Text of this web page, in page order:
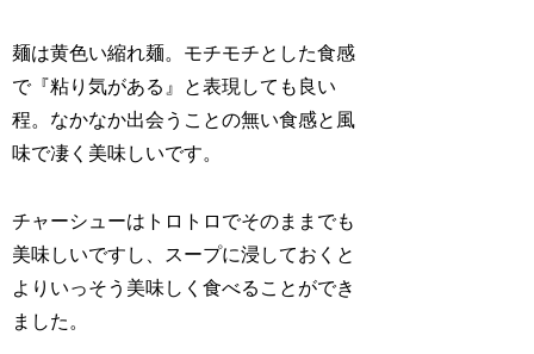
麺は黄色い縮れ麺。モチモチとした食感
で『粘り気がある』と表現しても良い
程。なかなか出会うことの無い食感と風
味で凄く美味しいです。
チャーシューはトロトロでそのままでも
美味しいですし、スープに浸しておくと
よりいっそう美味しく食べることができ
ました。